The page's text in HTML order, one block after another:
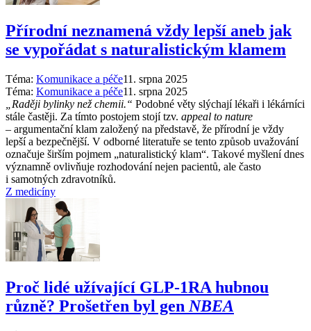
Přírodní neznamená vždy lepší aneb jak
se vypořádat s naturalistickým klamem
Téma: Komunikace a péče11. srpna 2025
Téma: Komunikace a péče11. srpna 2025
„Raději bylinky než chemii.“ Podobné věty slýchají lékaři i lékárníci
stále častěji. Za tímto postojem stojí tzv. appeal to nature
–⁠ argumentační klam založený na představě, že přírodní je vždy
lepší a bezpečnější. V odborné literatuře se tento způsob uvažování
označuje širším pojmem „naturalistický klam“. Takové myšlení dnes
významně ovlivňuje rozhodování nejen pacientů, ale často
i samotných zdravotníků.
Z medicíny
Proč lidé užívající GLP-1RA hubnou
různě? Prošetřen byl gen NBEA